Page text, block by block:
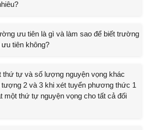
ưu tiên là gì và làm sao để biết trường
tiên không?
thứ tự và số lượng nguyện vọng khác
tượng 2 và 3 khi xét tuyển phương thức 1
một thứ tự nguyện vọng cho tất cả đối